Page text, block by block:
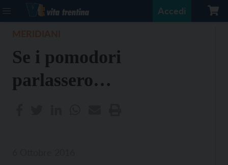
Accedi
Se i pomodori
parlassero…